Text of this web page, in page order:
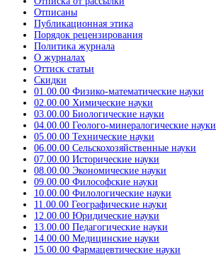
Отписаны
Публикационная этика
Порядок рецензирования
Политика журнала
О журналах
Оттиск статьи
Скидки
01.00.00 Физико-математические науки
02.00.00 Химические науки
03.00.00 Биологические науки
04.00.00 Геолого-минералогические науки
05.00.00 Технические науки
06.00.00 Сельскохозяйственные науки
07.00.00 Исторические науки
08.00.00 Экономические науки
09.00.00 Философские науки
10.00.00 Филологические науки
11.00.00 Географические науки
12.00.00 Юридические науки
13.00.00 Педагогические науки
14.00.00 Медицинские науки
15.00.00 Фармацевтические науки